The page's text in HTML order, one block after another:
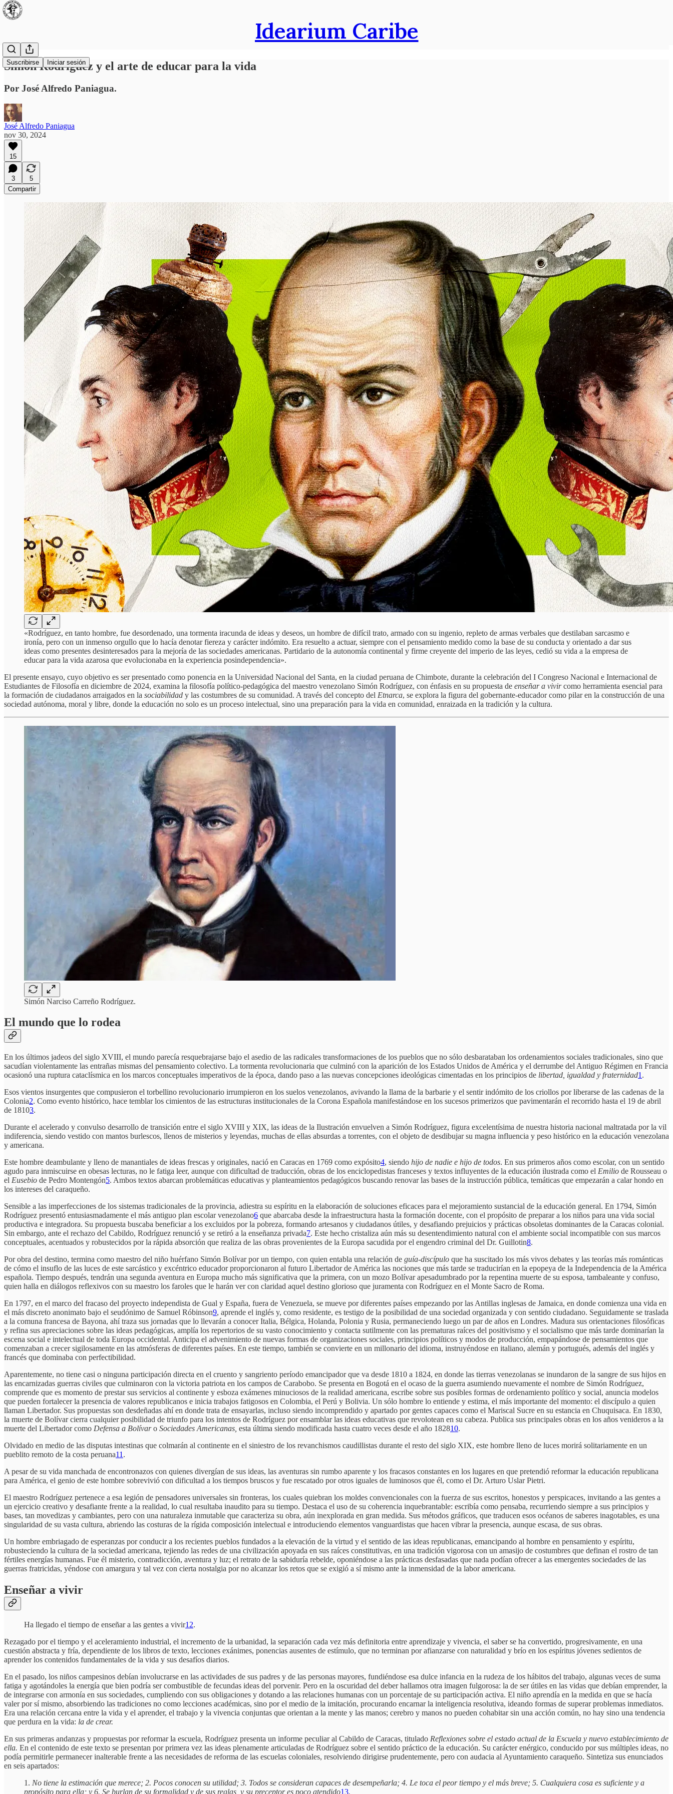
Idearium Caribe
Suscribirse Iniciar sesión
Simón Rodríguez y el arte de educar para la vida
Por José Alfredo Paniagua.
José Alfredo Paniagua
nov 30, 2024
15
3
5
Compartir
«Rodríguez, en tanto hombre, fue desordenado, una tormenta iracunda de ideas y deseos, un hombre de difícil trato, armado con su ingenio, repleto de armas verbales que destilaban sarcasmo e
ironía, pero con un inmenso orgullo que lo hacía denotar fiereza y carácter indómito. Era resuelto a actuar, siempre con el pensamiento medido como la base de su conducta y orientado a dar sus
ideas como presentes desinteresados para la mejoría de las sociedades americanas. Partidario de la autonomía continental y firme creyente del imperio de las leyes, cedió su vida a la empresa de
educar para la vida azarosa que evolucionaba en la experiencia posindependencia».
El presente ensayo, cuyo objetivo es ser presentado como ponencia en la Universidad Nacional del Santa, en la ciudad peruana de Chimbote, durante la celebración del I Congreso Nacional e Internacional de
Estudiantes de Filosofía en diciembre de 2024, examina la filosofía político-pedagógica del maestro venezolano Simón Rodríguez, con énfasis en su propuesta de enseñar a vivircomo herramienta esencial para
la formación de ciudadanos arraigados en la sociabilidad y las costumbres de su comunidad. A través del concepto del Etnarca, se explora la figura del gobernante-educador como pilar en la construcción de una
sociedad autónoma, moral y libre, donde la educación no solo es un proceso intelectual, sino una preparación para la vida en comunidad, enraizada en la tradición y la cultura.
Simón Narciso Carreño Rodríguez.
El mundo que lo rodea
En los últimos jadeos del siglo XVIII, el mundo parecía resquebrajarse bajo el asedio de las radicales transformaciones de los pueblos que no sólo desbarataban los ordenamientos sociales tradicionales, sino que
sacudían violentamente las entrañas mismas del pensamiento colectivo. La tormenta revolucionaria que culminó con la aparición de los Estados Unidos de América y el derrumbe del Antiguo Régimen en Francia
ocasionó una ruptura cataclísmica en los marcos conceptuales imperativos de la época, dando paso a las nuevas concepciones ideológicas cimentadas en los principios de libertad, igualdad y fraternidad1 .
Esos vientos insurgentes que compusieron el torbellino revolucionario irrumpieron en los suelos venezolanos, avivando la llama de la barbarie y el sentir indómito de los criollos por liberarse de las cadenas de la
Colonia2. Como evento histórico, hace temblar los cimientos de las estructuras institucionales de la Corona Española manifestándose en los sucesos primerizos que pavimentarán el recorrido hasta el 19 de abril
de 18103.
Durante el acelerado y convulso desarrollo de transición entre el siglo XVIII y XIX, las ideas de la Ilustración envuelven a Simón Rodríguez, figura excelentísima de nuestra historia nacional maltratada por la vil
indiferencia, siendo vestido con mantos burlescos, llenos de misterios y leyendas, muchas de ellas absurdas a torrentes, con el objeto de desdibujar su magna influencia y peso histórico en la educación venezolana
y americana.
Este hombre deambulante y lleno de manantiales de ideas frescas y originales, nació en Caracas en 1769 como expósito4, siendo hijo de nadie e hijo de todos. En sus primeros años como escolar, con un sentido
agudo para inmiscuirse en obesas lecturas, no le fatiga leer, aunque con dificultad de traducción, obras de los enciclopedistas franceses y textos influyentes de la educación ilustrada como el Emilio de Rousseau o
el Eusebio de Pedro Montengón5. Ambos textos abarcan problemáticas educativas y planteamientos pedagógicos buscando renovar las bases de la instrucción pública, temáticas que empezarán a calar hondo en
los intereses del caraqueño.
Sensible a las imperfecciones de los sistemas tradicionales de la provincia, adiestra su espíritu en la elaboración de soluciones eficaces para el mejoramiento sustancial de la educación general. En 1794, Simón
Rodríguez presentó entusiasmadamente el más antiguo plan escolar venezolano6 que abarcaba desde la infraestructura hasta la formación docente, con el propósito de preparar a los niños para una vida social
productiva e integradora. Su propuesta buscaba beneficiar a los excluidos por la pobreza, formando artesanos y ciudadanos útiles, y desafiando prejuicios y prácticas obsoletas dominantes de la Caracas colonial.
Sin embargo, ante el rechazo del Cabildo, Rodríguez renunció y se retiró a la enseñanza privada7. Este hecho cristaliza aún más su desentendimiento natural con el ambiente social incompatible con sus marcos
conceptuales, acentuados y robustecidos por la rápida absorción que realiza de las obras provenientes de la Europa sacudida por el engendro criminal del Dr. Guillotin8.
Por obra del destino, termina como maestro del niño huérfano Simón Bolívar por un tiempo, con quien entabla una relación de guía-discípulo que ha suscitado los más vivos debates y las teorías más románticas
de cómo el insuflo de las luces de este sarcástico y excéntrico educador proporcionaron al futuro Libertador de América las nociones que más tarde se traducirían en la epopeya de la Independencia de la América
española. Tiempo después, tendrán una segunda aventura en Europa mucho más significativa que la primera, con un mozo Bolívar apesadumbrado por la repentina muerte de su esposa, tambaleante y confuso,
quien halla en diálogos reflexivos con su maestro los faroles que le harán ver con claridad aquel destino glorioso que juramenta con Rodríguez en el Monte Sacro de Roma.
En 1797, en el marco del fracaso del proyecto independista de Gual y España, fuera de Venezuela, se mueve por diferentes países empezando por las Antillas inglesas de Jamaica, en donde comienza una vida en
el más discreto anonimato bajo el seudónimo de Samuel Róbinson9, aprende el inglés y, como residente, es testigo de la posibilidad de una sociedad organizada y con sentido ciudadano. Seguidamente se traslada
a la comuna francesa de Bayona, ahí traza sus jornadas que lo llevarán a conocer Italia, Bélgica, Holanda, Polonia y Rusia, permaneciendo luego un par de años en Londres. Madura sus orientaciones filosóficas
y refina sus apreciaciones sobre las ideas pedagógicas, amplía los repertorios de su vasto conocimiento y contacta sutilmente con las prematuras raíces del positivismo y el socialismo que más tarde dominarían la
escena social e intelectual de toda Europa occidental. Anticipa el advenimiento de nuevas formas de organizaciones sociales, principios políticos y modos de producción, empapándose de pensamientos que
comenzaban a crecer sigilosamente en las atmósferas de diferentes países. En este tiempo, también se convierte en un millonario del idioma, instruyéndose en italiano, alemán y portugués, además del inglés y
francés que dominaba con perfectibilidad.
Aparentemente, no tiene casi o ninguna participación directa en el cruento y sangriento período emancipador que va desde 1810 a 1824, en donde las tierras venezolanas se inundaron de la sangre de sus hijos en
las encarnizadas guerras civiles que culminaron con la victoria patriota en los campos de Carabobo. Se presenta en Bogotá en el ocaso de la guerra asumiendo nuevamente el nombre de Simón Rodríguez,
comprende que es momento de prestar sus servicios al continente y esboza exámenes minuciosos de la realidad americana, escribe sobre sus posibles formas de ordenamiento político y social, anuncia modelos
que pueden fortalecer la presencia de valores republicanos e inicia trabajos fatigosos en Colombia, el Perú y Bolivia. Un sólo hombre lo entiende y estima, el más importante del momento: el discípulo a quien
llaman Libertador. Sus propuestas son desdeñadas ahí en donde trata de ensayarlas, incluso siendo incomprendido y apartado por gentes capaces como el Mariscal Sucre en su estancia en Chuquisaca. En 1830,
la muerte de Bolívar cierra cualquier posibilidad de triunfo para los intentos de Rodríguez por ensamblar las ideas educativas que revolotean en su cabeza. Publica sus principales obras en los años venideros a la
muerte del Libertador como Defensa a Bolívaro Sociedades Americanas, esta última siendo modificada hasta cuatro veces desde el año 182810.
Olvidado en medio de las disputas intestinas que colmarán al continente en el siniestro de los revanchismos caudillistas durante el resto del siglo XIX, este hombre lleno de luces morirá solitariamente en un
pueblito remoto de la costa peruana11 .
A pesar de su vida manchada de encontronazos con quienes divergían de sus ideas, las aventuras sin rumbo aparente y los fracasos constantes en los lugares en que pretendió reformar la educación republicana
para América, el genio de este hombre sobrevivió con dificultad a los tiempos bruscos y fue rescatado por otros iguales de luminosos que él, como el Dr. Arturo Uslar Pietri.
El maestro Rodríguez pertenece a esa legión de pensadores universales sin fronteras, los cuales quiebran los moldes convencionales con la fuerza de sus escritos, honestos y perspicaces, invitando a las gentes a
un ejercicio creativo y desafiante frente a la realidad, lo cual resultaba inaudito para su tiempo. Destaca el uso de su coherencia inquebrantable: escribía como pensaba, recurriendo siempre a sus principios y
bases, tan movedizas y cambiantes, pero con una naturaleza inmutable que caracteriza su obra, aún inexplorada en gran medida. Sus métodos gráficos, que traducen esos océanos de saberes inagotables, es una
singularidad de su vasta cultura, abriendo las costuras de la rígida composición intelectual e introduciendo elementos vanguardistas que hacen vibrar la presencia, aunque escasa, de sus obras.
Un hombre embriagado de esperanzas por conducir a los recientes pueblos fundados a la elevación de la virtud y el sentido de las ideas republicanas, emancipando al hombre en pensamiento y espíritu,
robusteciendo la cultura de la sociedad americana, tejiendo las redes de una civilización apoyada en sus raíces constitutivas, en una tradición vigorosa con un amasijo de costumbres que definan el rostro de tan
fértiles energías humanas. Fue él misterio, contradicción, aventura y luz; el retrato de la sabiduría rebelde, oponiéndose a las prácticas desfasadas que nada podían ofrecer a las emergentes sociedades de las
guerras fratricidas, yéndose con amargura y tal vez con cierta nostalgia por no alcanzar los retos que se exigió a sí mismo ante la inmensidad de la labor americana.
Enseñar a vivir
Ha llegado el tiempo de enseñar a las gentes a vivir12.
Rezagado por el tiempo y el aceleramiento industrial, el incremento de la urbanidad, la separación cada vez más definitoria entre aprendizaje y vivencia, el saber se ha convertido, progresivamente, en una
cuestión abstracta y fría, dependiente de los libros de texto, lecciones exánimes, ponencias ausentes de estímulo, que no terminan por afianzarse con naturalidad y brío en los espíritus jóvenes sedientos de
aprender los contenidos fundamentales de la vida y sus desafíos diarios.
En el pasado, los niños campesinos debían involucrarse en las actividades de sus padres y de las personas mayores, fundiéndose esa dulce infancia en la rudeza de los hábitos del trabajo, algunas veces de suma
fatiga y agotándoles la energía que bien podría ser combustible de fecundas ideas del porvenir. Pero en la oscuridad del deber hallamos otra imagen fulgorosa: la de ser útiles en las vidas que debían emprender, la
de integrarse con armonía en sus sociedades, cumpliendo con sus obligaciones y dotando a las relaciones humanas con un porcentaje de su participación activa. El niño aprendía en la medida en que se hacía
valer por sí mismo, absorbiendo las tradiciones no como lecciones académicas, sino por el medio de la imitación, procurando encarnar la inteligencia resolutiva, ideando formas de superar problemas inmediatos.
Era una relación cercana entre la vida y el aprender, el trabajo y la vivencia conjuntas que orientan a la mente y las manos; cerebro y manos no pueden cohabitar sin una acción común, no hay sino una tendencia
que perdura en la vida: la de crear.
En sus primeras andanzas y propuestas por reformar la escuela, Rodríguez presenta un informe peculiar al Cabildo de Caracas, titulado Reflexiones sobre el estado actual de la Escuela y nuevo establecimiento de
ella. En el contenido de este texto se presentan por primera vez las ideas plenamente articuladas de Rodríguez sobre el sentido práctico de la educación. Su carácter enérgico, conducido por sus múltiples ideas, no
podía permitirle permanecer inalterable frente a las necesidades de reforma de las escuelas coloniales, resolviendo dirigirse prudentemente, pero con audacia al Ayuntamiento caraqueño. Sintetiza sus enunciados
en seis apartados:
1. No tiene la estimación que merece; 2. Pocos conocen su utilidad; 3. Todos se consideran capaces de desempeñarla; 4. Le toca el peor tiempo y el más breve; 5. Cualquiera cosa es suficiente y a
propósito para ella; y 6. Se burlan de su formalidad y de sus reglas, y su preceptor es poco atendido13.